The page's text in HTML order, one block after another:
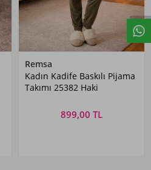
Remsa
Kadın Kadife Baskılı Pijama
Takımı 25382 Haki
899,00 TL